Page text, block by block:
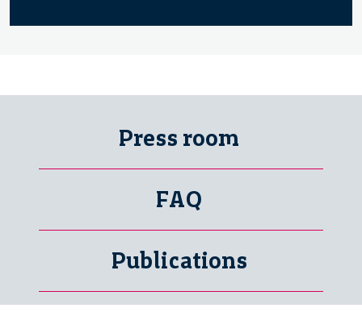
Press room
FAQ
Publications